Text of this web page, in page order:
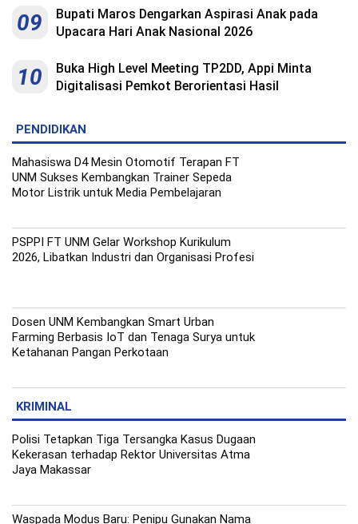
09
Bupati Maros Dengarkan Aspirasi Anak pada
Upacara Hari Anak Nasional 2026
10
Buka High Level Meeting TP2DD, Appi Minta
Digitalisasi Pemkot Berorientasi Hasil
PENDIDIKAN
Mahasiswa D4 Mesin Otomotif Terapan FT
UNM Sukses Kembangkan Trainer Sepeda
Motor Listrik untuk Media Pembelajaran
PSPPI FT UNM Gelar Workshop Kurikulum
2026, Libatkan Industri dan Organisasi Profesi
Dosen UNM Kembangkan Smart Urban
Farming Berbasis IoT dan Tenaga Surya untuk
Ketahanan Pangan Perkotaan
KRIMINAL
Polisi Tetapkan Tiga Tersangka Kasus Dugaan
Kekerasan terhadap Rektor Universitas Atma
Jaya Makassar
Waspada Modus Baru: Penipu Gunakan Nama